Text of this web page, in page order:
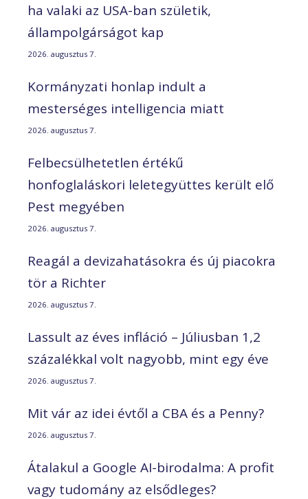
ha valaki az USA-ban születik,
állampolgárságot kap
2026. augusztus 7.
Kormányzati honlap indult a
mesterséges intelligencia miatt
2026. augusztus 7.
Felbecsülhetetlen értékű
honfoglaláskori leletegyüttes került elő
Pest megyében
2026. augusztus 7.
Reagál a devizahatásokra és új piacokra
tör a Richter
2026. augusztus 7.
Lassult az éves infláció – Júliusban 1,2
százalékkal volt nagyobb, mint egy éve
2026. augusztus 7.
Mit vár az idei évtől a CBA és a Penny?
2026. augusztus 7.
Átalakul a Google AI-birodalma: A profit
vagy tudomány az elsődleges?